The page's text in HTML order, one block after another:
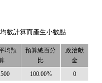
數計算而產生小數點
均預
預算總百分
比
政治獻
金
100.00% 0